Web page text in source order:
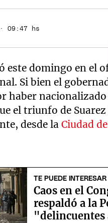
09:47 hs
este domingo en el
Si bien el
haber
el triunfo de
desde laCiudad
TE PUEDE INTERESAR
Caos en el
respaldó a la
"delincuentes